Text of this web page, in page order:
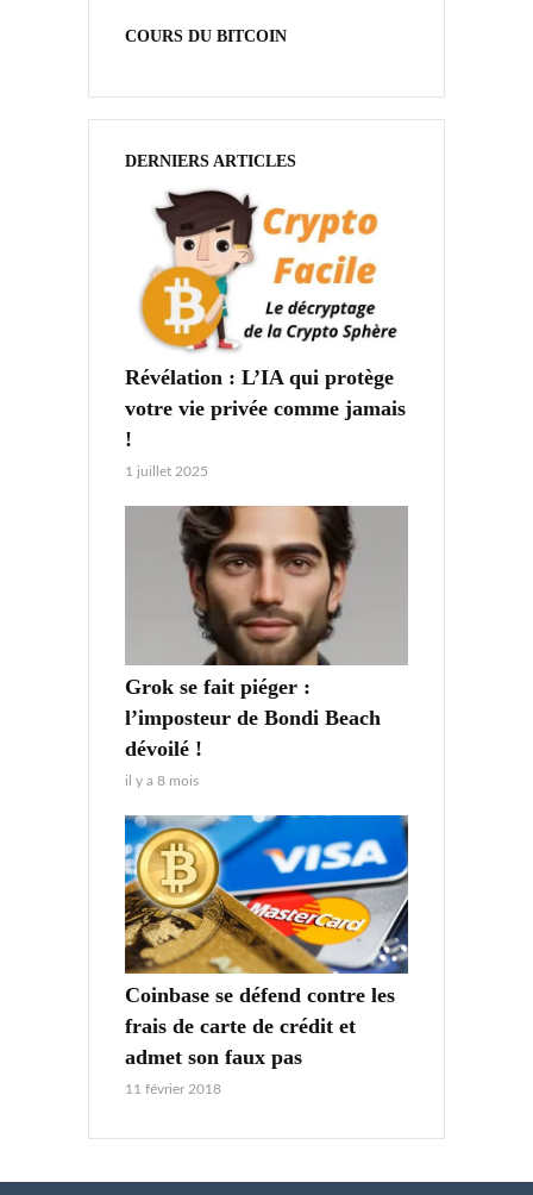
COURS DU BITCOIN
DERNIERS ARTICLES
Révélation : L’IA qui protège
votre vie privée comme jamais
!
1 juillet 2025
Grok se fait piéger :
l’imposteur de Bondi Beach
dévoilé !
il y a 8 mois
Coinbase se défend contre les
frais de carte de crédit et
admet son faux pas
11 février 2018